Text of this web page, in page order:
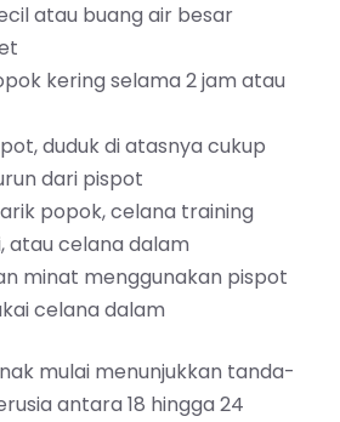
atau buang air besar
kering selama 2 jam atau
duduk di atasnya cukup
dari pispot
popok, celana training
atau celana dalam
minat menggunakan pispot
celana dalam
mulai menunjukkan tanda-
antara 18 hingga 24